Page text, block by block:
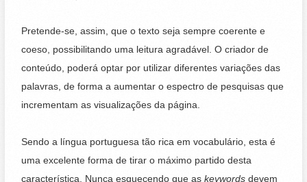
Pretende-se, assim, que o texto seja sempre coerente e
coeso, possibilitando uma leitura agradável. O criador de
conteúdo, poderá optar por utilizar diferentes variações das
palavras, de forma a aumentar o espectro de pesquisas que
incrementam as visualizações da página.
Sendo a língua portuguesa tão rica em vocabulário, esta é
uma excelente forma de tirar o máximo partido desta
característica. Nunca esquecendo que askeywords devem